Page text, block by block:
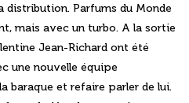
distribution. Parfums du Monde
mais avec un turbo. A la sortie
Jean-Richard ont été
une nouvelle équipe
baraque et refaire parler de lui.